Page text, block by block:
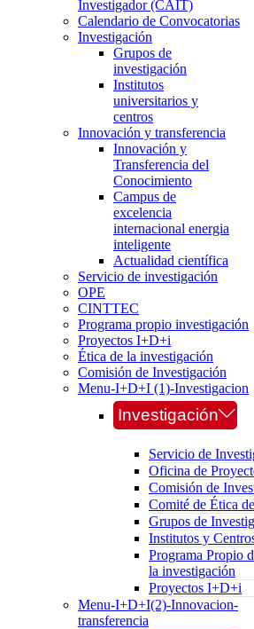
Investigador (CAIT)
Calendario de Convocatorias
Investigación
Grupos de
investigación
Institutos
universitarios y
centros
Innovación y transferencia
Innovación y
Transferencia del
Conocimiento
Campus de
excelencia
internacional energia
inteligente
Actualidad científica
Servicio de investigación
OPE
CINTTEC
Programa propio investigación
Proyectos I+D+i
Ética de la investigación
Comisión de Investigación
Menu-I+D+I (1)-Investigacion
Investigación
Servicio de
Oficina de
Comisión de
Comité de Ética
Grupos de
Institutos y
Programa Propio
la investigación
Proyectos I+D+i
Menu-I+D+I(2)-Innovacion-
transferencia